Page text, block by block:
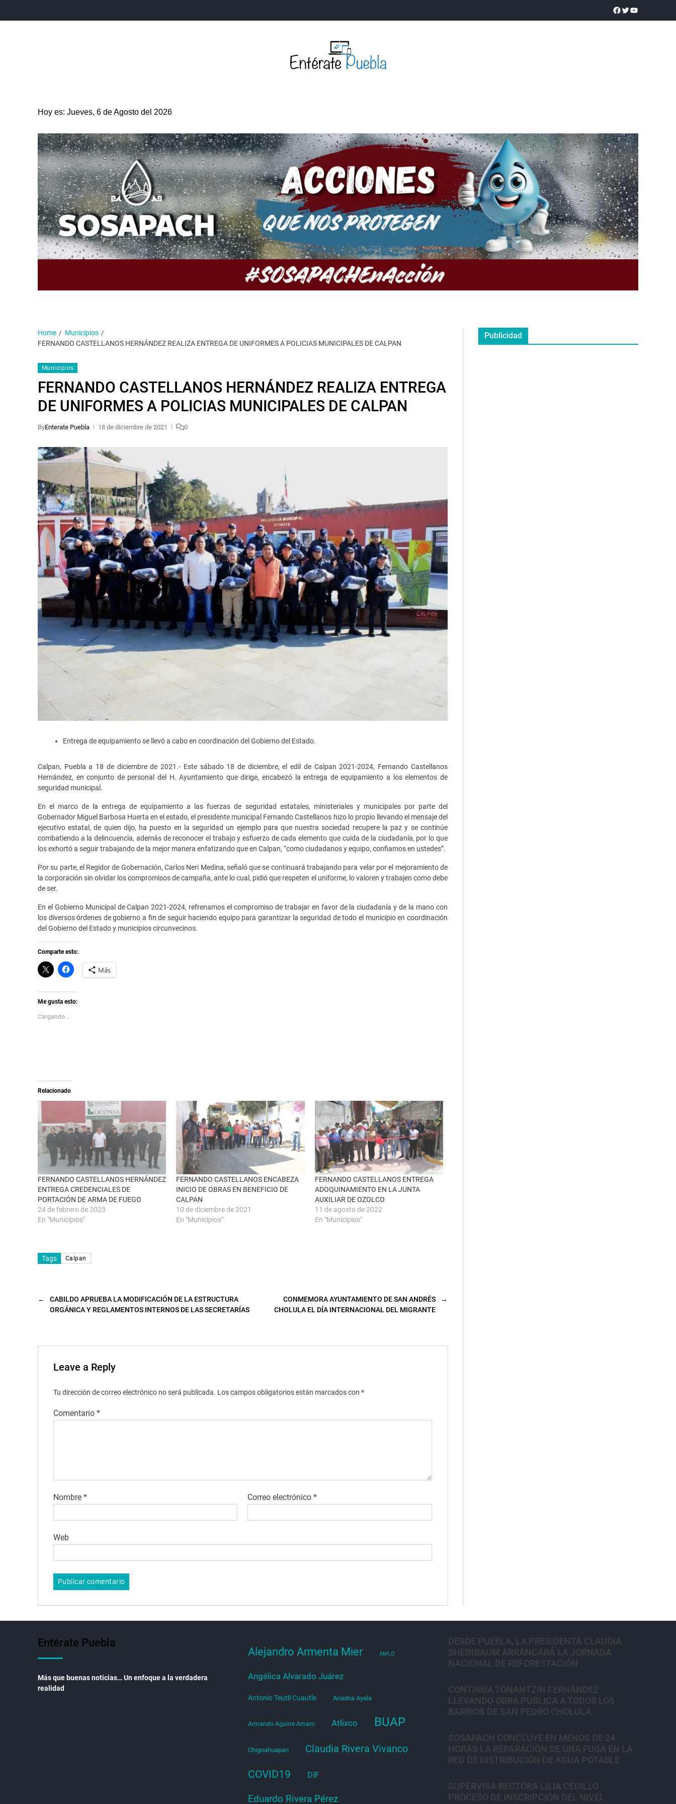
ENTRETENIMIENTO SALUD DEPORTES CIENCIA Y TECNOLOGÍA OPINIÓN SOCIEDAD ANUNCIOS
Hoy es: Jueves, 6 de Agosto del 2026
Home
Municipios
FERNANDO CASTELLANOS HERNÁNDEZ REALIZA ENTREGA DE UNIFORMES A POLICIAS MUNICIPALES DE CALPAN
Municipios
FERNANDO CASTELLANOS HERNÁNDEZ REALIZA ENTREGA
DE UNIFORMES A POLICIAS MUNICIPALES DE CALPAN
ByEnterate Puebla 18 de diciembre de 2021 0
Entrega de equipamiento se llevó a cabo en coordinación del Gobierno del Estado.
Calpan, Puebla a 18 de diciembre de 2021.- Este sábado 18 de diciembre, el edil de Calpan 2021-2024, Fernando Castellanos
Hernández, en conjunto de personal del H. Ayuntamiento que dirige, encabezó la entrega de equipamiento a los elementos de
seguridad municipal.
En el marco de la entrega de equipamiento a las fuerzas de seguridad estatales, ministeriales y municipales por parte del
Gobernador Miguel Barbosa Huerta en el estado, el presidente municipal Fernando Castellanos hizo lo propio llevando el mensaje del
ejecutivo estatal, de quien dijo, ha puesto en la seguridad un ejemplo para que nuestra sociedad recupere la paz y se continúe
combatiendo a la delincuencia, además de reconocer el trabajo y esfuerzo de cada elemento que cuida de la ciudadanía, por lo que
los exhortó a seguir trabajando de la mejor manera enfatizando que en Calpan, “como ciudadanos y equipo, confiamos en ustedes”.
Por su parte, el Regidor de Gobernación, Carlos Neri Medina, señaló que se continuará trabajando para velar por el mejoramiento de
la corporación sin olvidar los compromisos de campaña, ante lo cual, pidió que respeten el uniforme, lo valoren y trabajen como debe
de ser.
En el Gobierno Municipal de Calpan 2021-2024, refrenamos el compromiso de trabajar en favor de la ciudadanía y de la mano con
los diversos órdenes de gobierno a fin de seguir haciendo equipo para garantizar la seguridad de todo el municipio en coordinación
del Gobierno del Estado y municipios circunvecinos.
Comparte esto:
C
l
k
t
o
s
h
e
b
u
n
a
n
t
n
a
n
u
e
v
a
)
H
a
l
i
t
r
F
c
e
o
k
(
e
a
b
r
e
e
n
u
n
t
u
e
v
a
Más
Me gusta esto:
Cargando...
Relacionado
FERNANDO CASTELLANOS HERNÁNDEZ
ENTREGA CREDENCIALES DE
PORTACIÓN DE ARMA DE FUEGO
24 de febrero de 2023
En "Municipios"
FERNANDO CASTELLANOS ENCABEZA
INICIO DE OBRAS EN BENEFICIO DE
CALPAN
10 de diciembre de 2021
En "Municipios"
FERNANDO CASTELLANOS ENTREGA
ADOQUINAMIENTO EN LA JUNTA
AUXILIAR DE OZOLCO
11 de agosto de 2022
En "Municipios"
Tags Calpan
←
CABILDO APRUEBA LA MODIFICACIÓN DE LA ESTRUCTURA
ORGÁNICA Y REGLAMENTOS INTERNOS DE LAS SECRETARÍAS
→
CONMEMORA AYUNTAMIENTO DE SAN ANDRÉS
CHOLULA EL DÍA INTERNACIONAL DEL MIGRANTE
Leave a Reply
Tu dirección de correo electrónico no será publicada. Los campos obligatorios están marcados con *
Comentario *
Nombre * Correo electrónico*
Web
Publicidad
Entérate Puebla
Más que buenas noticias… Un enfoque a la verdadera
realidad
Alejandro Armenta Mier AMLO
Angélica Alvarado Juárez
Antonio Teutli Cuautle Ariadna Ayala
Armando Aguirre Amaro Atlixco BUAP
Chignahuapan Claudia Rivera Vivanco
COVID19 DIF
Eduardo Rivera Pérez
DESDE PUEBLA, LA PRESIDENTA CLAUDIA
SHEINBAUM ARRANCARÁ LA JORNADA
NACIONAL DE REFORESTACIÓN
CONTINÚA TONANTZIN FERNÁNDEZ
LLEVANDO OBRA PÚBLICA A TODOS LOS
BARRIOS DE SAN PEDRO CHOLULA
SOSAPACH CONCLUYE EN MENOS DE 24
HORAS LA REPARACIÓN DE UNA FUGA EN LA
RED DE DISTRIBUCIÓN DE AGUA POTABLE
SUPERVISA RECTORA LILIA CEDILLO
PROCESO DE INSCRIPCIÓN DEL NIVEL